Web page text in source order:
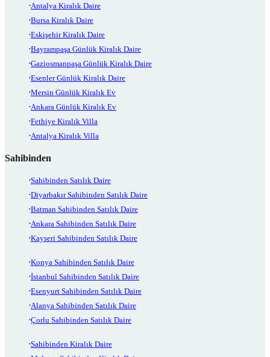
Antalya Kiralık Daire
Bursa Kiralık Daire
Eskişehir Kiralık Daire
Bayrampaşa Günlük Kiralık Daire
Gaziosmanpaşa Günlük Kiralık Daire
Esenler Günlük Kiralık Daire
Mersin Günlük Kiralık Ev
Ankara Günlük Kiralık Ev
Fethiye Kiralık Villa
Antalya Kiralık Villa
Sahibinden
Sahibinden Satılık Daire
Diyarbakır Sahibinden Satılık Daire
Batman Sahibinden Satılık Daire
Ankara Sahibinden Satılık Daire
Kayseri Sahibinden Satılık Daire
Konya Sahibinden Satılık Daire
İstanbul Sahibinden Satılık Daire
Esenyurt Sahibinden Satılık Daire
Alanya Sahibinden Satılık Daire
Çorlu Sahibinden Satılık Daire
Sahibinden Kiralık Daire